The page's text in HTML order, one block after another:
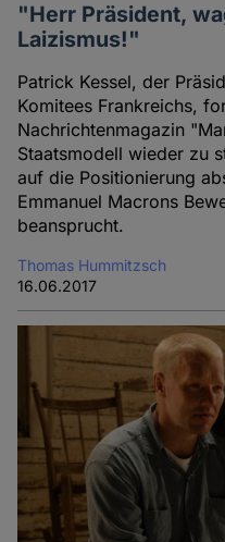
"Herr Präsident,
Laizismus!"
Patrick Kessel, der
Komitees Frankreichs,
Nachrichtenmagazin
Staatsmodell wieder zu
auf die Positionierung
Emmanuel Macrons
beansprucht.
Thomas Hummitzsch
16.06.2017